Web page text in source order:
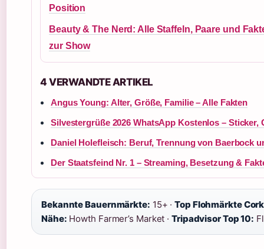
Position
Beauty & The Nerd: Alle Staffeln, Paare und
zur Show
4 VERWANDTE ARTIKEL
Angus Young: Alter, Größe, Familie – Alle Fakten
Silvestergrüße 2026 WhatsApp Kostenlos – Sticker,
Daniel Holefleisch: Beruf, Trennung von Baerbock
Der Staatsfeind Nr. 1 – Streaming, Besetzung &
Bekannte Bauernmärkte: 15+ ·Top Flohmärkte
Nähe: Howth Farmer’s Market · Tripadvisor Top 10: